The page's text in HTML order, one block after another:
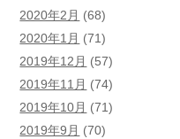
2020年2月 (68)
2020年1月 (71)
2019年12月 (57)
2019年11月 (74)
2019年10月 (71)
2019年9月 (70)